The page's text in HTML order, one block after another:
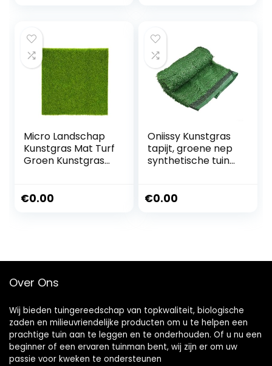
2x1m)
(100 x 100 cm, 10
mm, groen)
Micro Landschap
Kunstgras Mat Turf
Groen Kunstgras
Woondecoratie
€0.00
Oniissy Kunstgras
tapijt, groene nep
synthetische tuin
buiten tuin
€0.00
Over Ons
Wij bieden tuingereedschap van topkwaliteit, biologische
zaden en milieuvriendelijke producten om u te helpen een
prachtige tuin aan te leggen en te onderhouden. Of u nu een
beginner of een ervaren tuinman bent, wij zijn er om uw
passie voor kweken te ondersteunen